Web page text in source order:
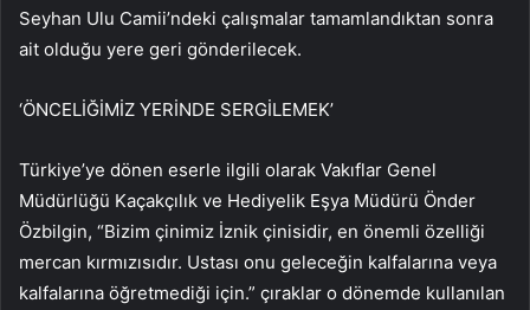
Seyhan Ulu Camii’ndeki çalışmalar tamamlandıktan sonra
ait olduğu yere geri gönderilecek.
‘ÖNCELİĞİMİZ YERİNDE SERGİLEMEK’
Türkiye’ye dönen eserle ilgili olarak Vakıflar Genel
Müdürlüğü Kaçakçılık ve Hediyelik Eşya Müdürü Önder
Özbilgin, “Bizim çinimiz İznik çinisidir, en önemli özelliği
mercan kırmızısıdır. Ustası onu geleceğin kalfalarına veya
kalfalarına öğretmediği için.” çıraklar o dönemde kullanılan